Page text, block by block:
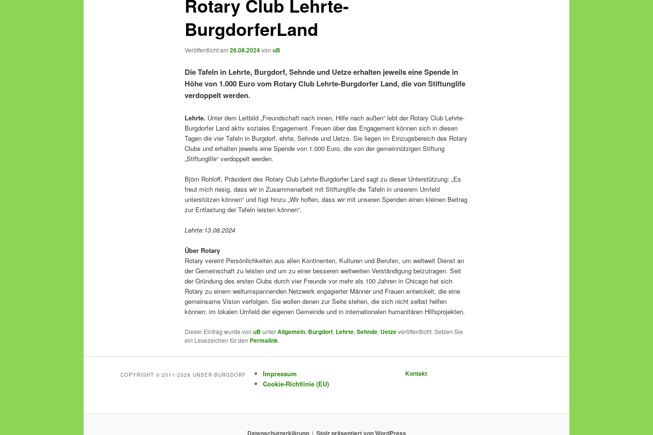
Rotary Club Lehrte-
BurgdorferLand
Veröffentlicht am 26.08.2024von uB
Die Tafeln in Lehrte, Burgdorf, Sehnde und Uetze erhalten jeweils eine Spende in
Höhe von 1.000 Euro vom Rotary Club Lehrte-Burgdorfer Land, die von Stiftunglife
verdoppelt werden.
Lehrte. Unter dem Leitbild „Freundschaft nach innen, Hilfe nach außen“ lebt der Rotary Club Lehrte-
Burgdorfer Land aktiv soziales Engagement. Freuen über das Engagement können sich in diesen
Tagen die vier Tafeln in Burgdorf, ehrte, Sehnde und Uetze. Sie liegen im Einzugsbereich des Rotary
Clubs und erhalten jeweils eine Spende von 1.000 Euro, die von der gemeinnützigen Stiftung
„Stiftunglife“ verdoppelt werden.
Björn Rohloff, Präsident des Rotary Club Lehrte-Burgdorfer Land sagt zu dieser Unterstützung: „Es
freut mich riesig, dass wir in Zusammenarbeit mit Stiftunglife die Tafeln in unserem Umfeld
unterstützen können“ und fügt hinzu „Wir hoffen, dass wir mit unseren Spenden einen kleinen Beitrag
zur Entlastung der Tafeln leisten können“.
Lehrte:13.08.2024
Über Rotary
Rotary vereint Persönlichkeiten aus allen Kontinenten, Kulturen und Berufen, um weltweit Dienst an
der Gemeinschaft zu leisten und um zu einer besseren weltweiten Verständigung beizutragen. Seit
der Gründung des ersten Clubs durch vier Freunde vor mehr als 100 Jahren in Chicago hat sich
Rotary zu einem weltumspannenden Netzwerk engagierter Männer und Frauen entwickelt, die eine
gemeinsame Vision verfolgen. Sie wollen denen zur Seite stehen, die sich nicht selbst helfen
können: im lokalen Umfeld der eigenen Gemeinde und in internationalen humanitären Hilfsprojekten.
Dieser Eintrag wurde von uB unterAllgemein, Burgdorf, Lehrte, Sehnde, Uetzeveröffentlicht. Setzen Sie
ein Lesezeichen für den Permalink.
COPYRIGHT © 2011-2026 UNSER-BURGDORF
Impressum
Cookie-Richtlinie (EU)
Kontakt